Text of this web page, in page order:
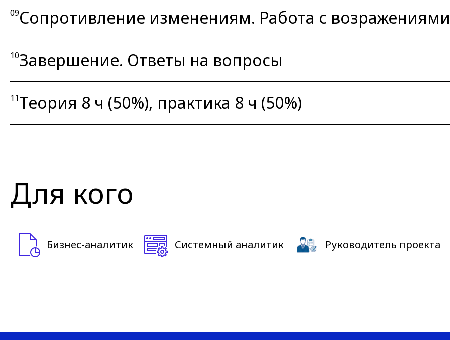
09Сопротивление изменениям. Работа с возражениями
10Завершение. Ответы на вопросы
11Теория 8 ч (50%), практика 8 ч (50%)
Для кого
Бизнес-аналитик Системный аналитик Руководитель проекта